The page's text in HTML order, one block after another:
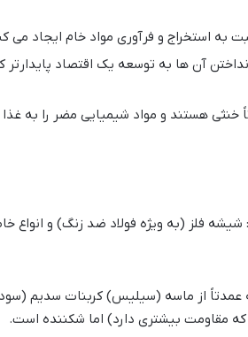
به استخراج و فرآوری مواد خام ایجاد می
آن ها به توسعه یک اقتصاد
خنثی هستند و مواد شیمیایی مضر را به
فلز (به ویژه فولاد ضد زنگ) و انواع
از ماسه (سیلیس) کربنات سدیم
مقاومت بیشتری دارد) اما شکننده است.